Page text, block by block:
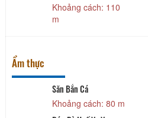
Khoảng cách: 110
m
Ẩm thực
Săn Bắn Cá
Khoảng cách: 80 m